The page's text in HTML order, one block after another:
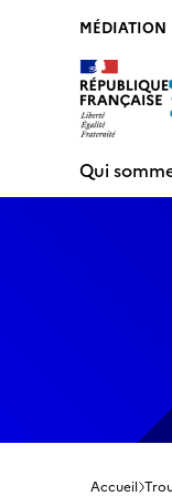
MÉDIATION
Qui
Accueil